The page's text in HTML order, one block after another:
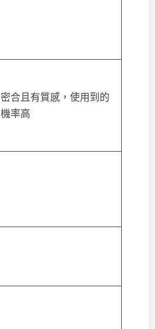
密合且有質感，使用到的
機率高